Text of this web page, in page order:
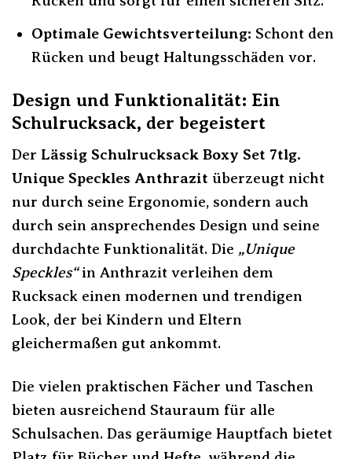
Optimale Gewichtsverteilung: Schont den
Rücken und beugt Haltungsschäden vor.
Design und Funktionalität: Ein
Schulrucksack, der begeistert
Der Lässig Schulrucksack Boxy Set 7tlg.
Unique Speckles Anthrazit überzeugt nicht
nur durch seine Ergonomie, sondern auch
durch sein ansprechendes Design und seine
durchdachte Funktionalität. Die „Unique
Speckles“in Anthrazit verleihen dem
Rucksack einen modernen und trendigen
Look, der bei Kindern und Eltern
gleichermaßen gut ankommt.
Die vielen praktischen Fächer und Taschen
bieten ausreichend Stauraum für alle
Schulsachen. Das geräumige Hauptfach bietet